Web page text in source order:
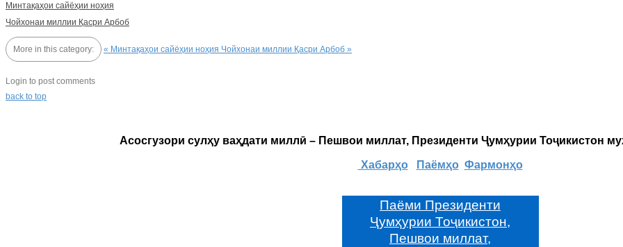
Минтақаҳои сайёҳии ноҳия
Чойхонаи миллии Қасри Арбоб
More in this category: « Минтақаҳои сайёҳии ноҳия Чойхонаи миллии Қасри Арбоб »
Login to post comments
back to top
Асосгузори сулҳу ваҳдати миллӣ – Пешвои миллат, Президенти Ҷумҳурии Тоҷикистон
Хабарҳо Паёмҳо Фармонҳо
Паёми Президенти
Ҷумҳурии Тоҷикистон,
Пешвои миллат,